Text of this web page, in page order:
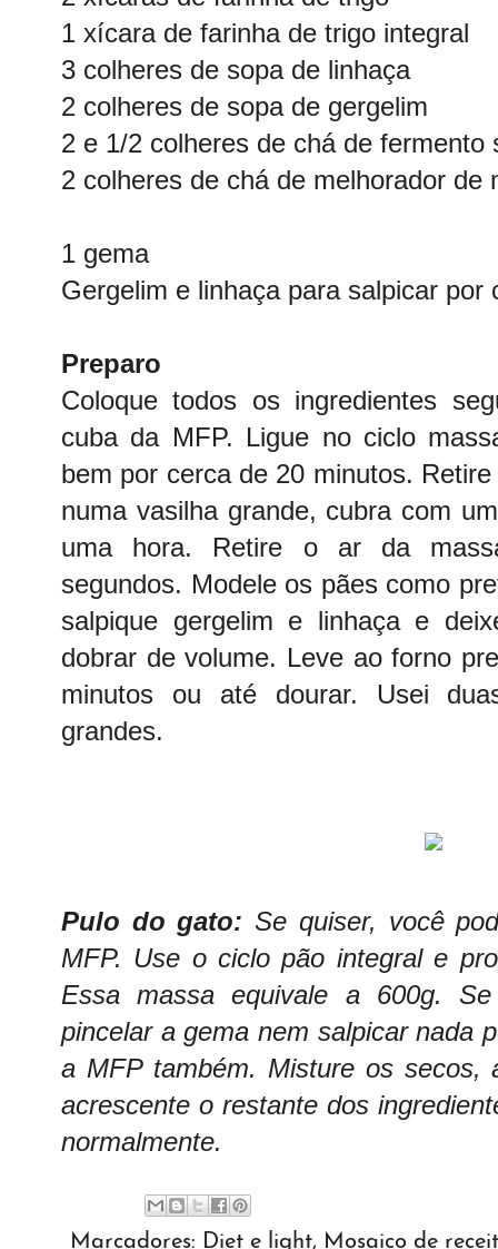
1 xícara de farinha de trigo integral
3 colheres de sopa de linhaça
2 colheres de sopa de gergelim
2 e 1/2 colheres de chá de fermento
2 colheres de chá de melhorador de
1 gema
Gergelim e linhaça para salpicar por
Preparo
Coloque todos os ingredientes
cuba da MFP. Ligue no ciclo
bem por cerca de 20 minutos.
numa vasilha grande, cubra com
uma hora. Retire o ar da
segundos. Modele os pães como
salpique gergelim e linhaça e
dobrar de volume. Leve ao forno
minutos ou até dourar. Usei
grandes.
Pulo do gato: Se quiser, você
MFP. Use o ciclo pão integral e
Essa massa equivale a 600g.
pincelar a gema nem salpicar nada
a MFP também. Misture os secos,
acrescente o restante dos
normalmente.
Marcadores: Diet e light, Mosaico de